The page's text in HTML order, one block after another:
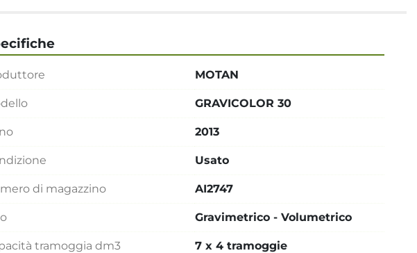
MOTAN
GRAVICOLOR 30
2013
Usato
di magazzino AI2747
Gravimetrico - Volumetrico
tramoggia dm3 7 x 4 tramoggie